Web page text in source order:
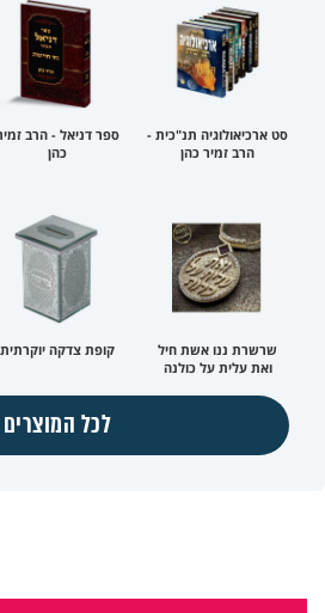
סט ארכיאולוגיה תנ"כית -
הרב זמיר כהן
ספר דניאל - הרב
כהן
שרשרת ננו אשת חיל
ואת עלית על כולנה
קופת צדקה יוקרתית
לכל המוצרים